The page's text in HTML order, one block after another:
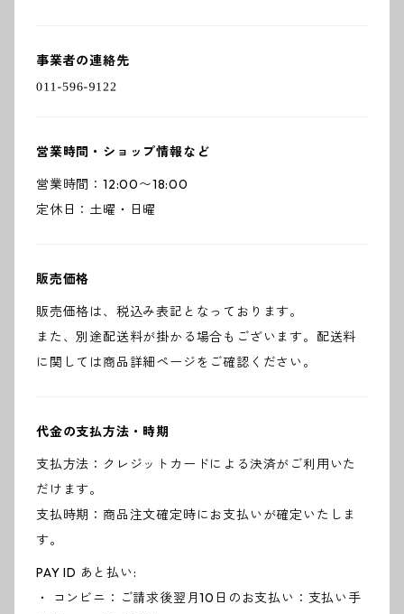
事業者の連絡先
営業時間・ショップ情報など
営業時間：12:00〜18:00
定休日：土曜・日曜
販売価格
販売価格は、税込み表記となっております。
また、別途配送料が掛かる場合もございます。配送料
に関しては商品詳細ページをご確認ください。
代金の支払方法・時期
支払方法：クレジットカードによる決済がご利用いた
だけます。
支払時期：商品注文確定時にお支払いが確定いたしま
す。
PAY ID あと払い:
・ コンビニ：ご請求後翌月10日のお支払い：支払い手